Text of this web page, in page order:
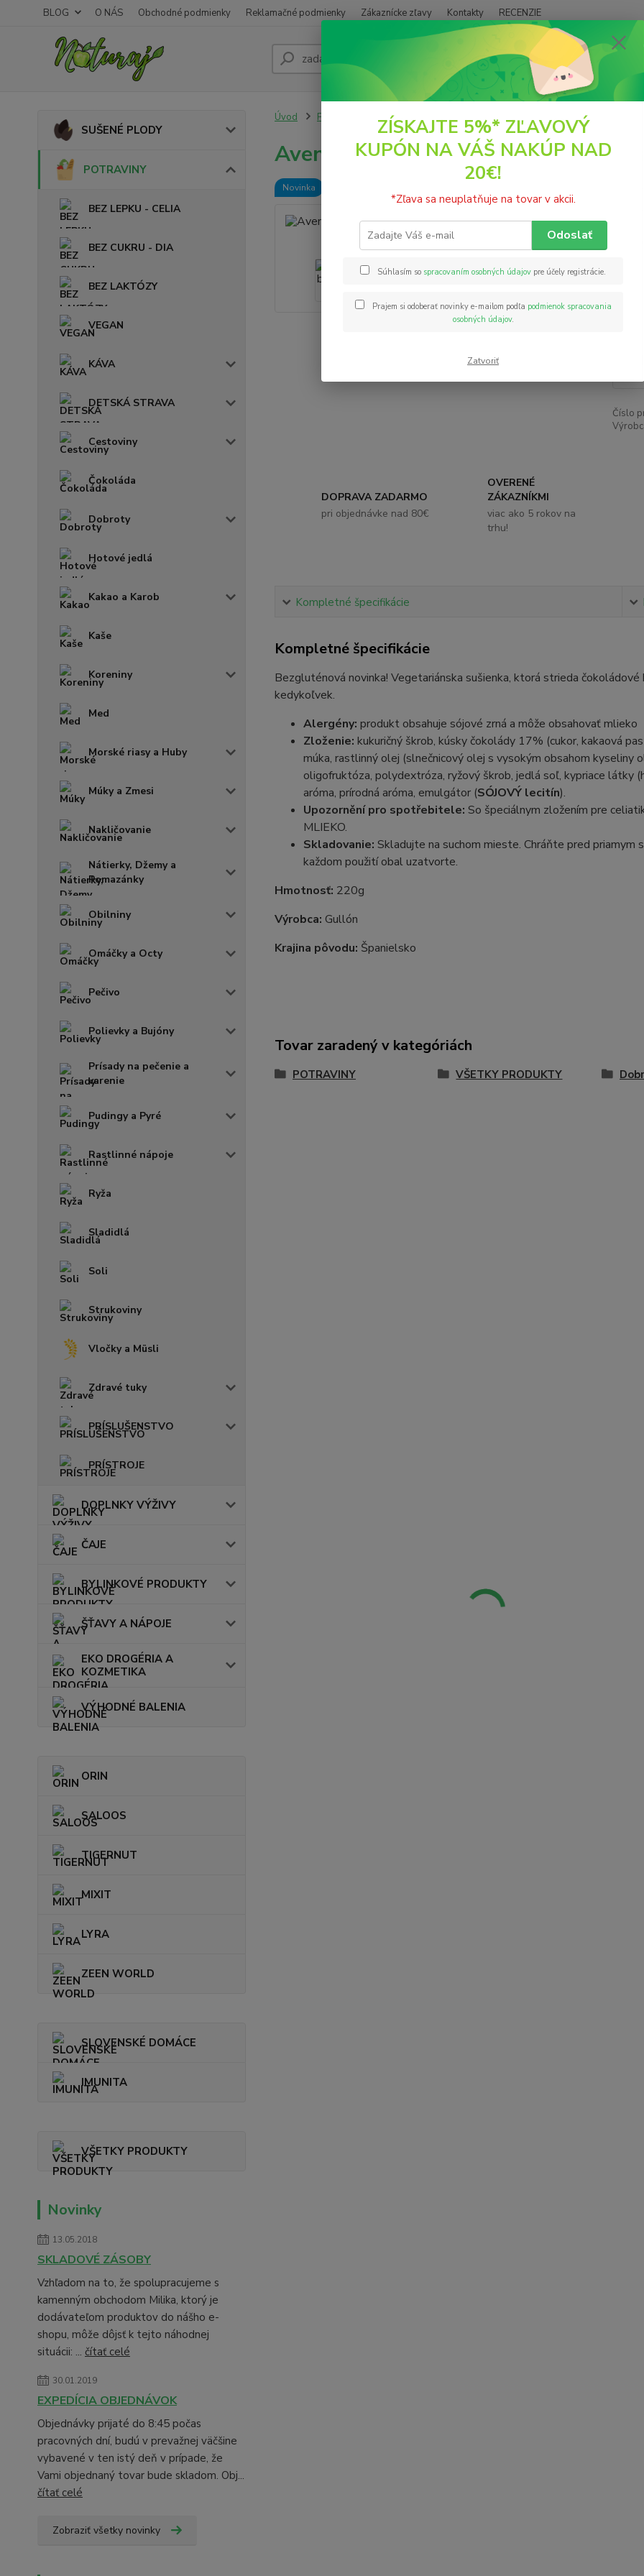
BLOG O NÁS Obchodné podmienky Reklamačné podmienky Zákaznícke zľavy Kontakty RECENZIE
Hľadať
(PO
SUŠENÉ PLODY
POTRAVINY
BEZ LEPKU - CELIA
BEZ CUKRU - DIA
BEZ LAKTÓZY
VEGAN
KÁVA
DETSKÁ STRAVA
Cestoviny
Čokoláda
Dobroty
Hotové jedlá
Kakao a Karob
Kaše
Koreniny
Med
Morské riasy a Huby
Múky a Zmesi
Nakličovanie
Nátierky, Džemy a
Pomazánky
Obilniny
Omáčky a Octy
Pečivo
Polievky a Bujóny
Prísady na pečenie a
varenie
Pudingy a Pyré
Rastlinné nápoje
Ryža
Sladidlá
Soli
Strukoviny
Vločky a Müsli
Zdravé tuky
PRÍSLUŠENSTVO
PRÍSTROJE
DOPLNKY VÝŽIVY
ČAJE
BYLINKOVÉ PRODUKTY
ŠŤAVY A NÁPOJE
EKO DROGÉRIA A
KOZMETIKA
VÝHODNÉ BALENIA
ORIN
SALOOS
TIGERNUT
MIXIT
LYRA
ZEEN WORLD
SLOVENSKÉ DOMÁCE
IMUNITA
VŠETKY PRODUKTY
Novinky
13.05.2018
SKLADOVÉ ZÁSOBY
Vzhľadom na to, že spolupracujeme s
kamenným obchodom Milika, ktorý je
dodávateľom produktov do nášho e-
shopu, môže dôjsť k tejto náhodnej
situácii: ... čítať celé
30.01.2019
EXPEDÍCIA OBJEDNÁVOK
Objednávky prijaté do 8:45 počas
pracovných dní, budú v prevažnej väčšine
vybavené v ten istý deň v prípade, že
Vami objednaný tovar bude skladom. Obj...
čítať celé
Zobraziť všetky novinky
Úvod POTRAVINY Avena bezgluténové sušienky s kúskami čokolády 220g
Avena bezgluténové sušienky s
Novinka
Číslo
DOPRAVA ZADARMO
pri objednávke nad 80€
OVERENÉ
ZÁKAZNÍKMI
viac ako 5 rokov na
trhu!
Kompletné špecifikácie
Kompletné špecifikácie
Bezgluténová novinka! Vegetariánska sušienka, ktorá strieda
kedykoľvek.
Alergény: produkt obsahuje sójové zrná a môže obsahovať mlieko
Zloženie: kukuričný škrob, kúsky čokolády 17% (cukor, kakaová
múka, rastlinný olej (slnečnicový olej s vysokým obsahom kyseliny
oligofruktóza, polydextróza, ryžový škrob, jedlá soľ, kypriace látky
aróma, prírodná aróma, emulgátor (SÓJOVÝ lecitín).
Upozornění pro spotřebitele: So špeciálnym zložením pre
MLIEKO.
Skladovanie: Skladujte na suchom mieste. Chráňte pred priamym
každom použití obal uzatvorte.
Hmotnosť: 220g
Výrobca: Gullón
Krajina pôvodu: Španielsko
Tovar zaradený v kategóriách
POTRAVINY VŠETKY PRODUKTY
ZÍSKAJTE 5%* ZĽAVOVÝ
KUPÓN NA VÁŠ NAKÚP NAD
20€!
*Zľava sa neuplatňuje na tovar v akcii.
Odoslať
Súhlasím so spracovaním osobných údajov pre účely registrácie.
Prajem si odoberať novinky e-mailom podľa podmienok spracovania
osobných údajov.
Zatvoriť